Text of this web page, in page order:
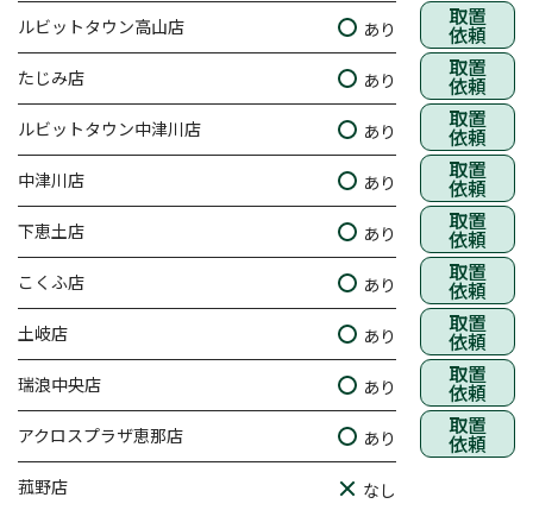
ルビットタウン高山店 あり 取置
依頼
たじみ店 あり 取置
依頼
ルビットタウン中津川店 あり 取置
依頼
中津川店 あり 取置
依頼
下恵土店 あり 取置
依頼
こくふ店 あり 取置
依頼
土岐店 あり 取置
依頼
瑞浪中央店 あり 取置
依頼
アクロスプラザ恵那店 あり 取置
依頼
菰野店 なし